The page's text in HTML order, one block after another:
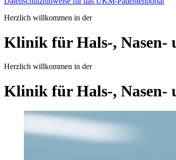
Herzlich willkommen in der
Klinik für Hals-, Nasen-
Herzlich willkommen in der
Klinik für Hals-, Nasen-